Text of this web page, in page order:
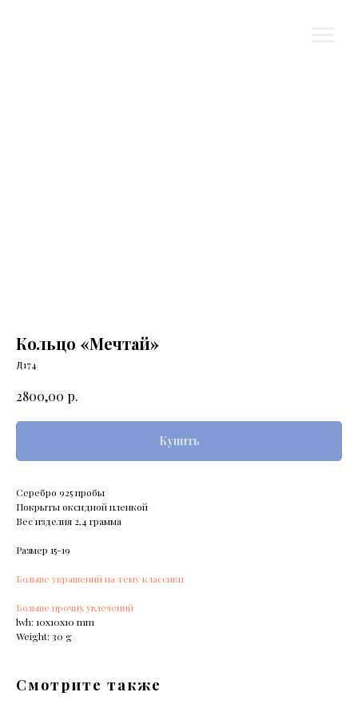
Кольцо «Мечтай»
Д174
2800,00 р.
Купить
Серебро 925 пробы
Покрыты оксидной пленкой
Вес изделия 2,4 грамма
Размер 15-19
Больше украшений на тему классики
Больше прочих увлечений
lwh: 10x10x10 mm
Weight: 30 g
Смотрите также